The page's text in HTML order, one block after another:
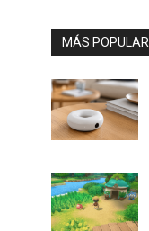
MÁS POPULAR